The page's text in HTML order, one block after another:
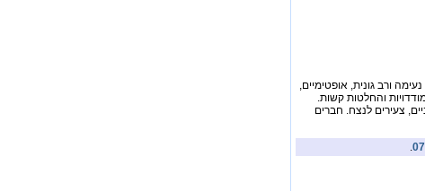
ורב גונית, אופטימיים,
והחלטות קשות.
צעירים לנצח. חברים
.